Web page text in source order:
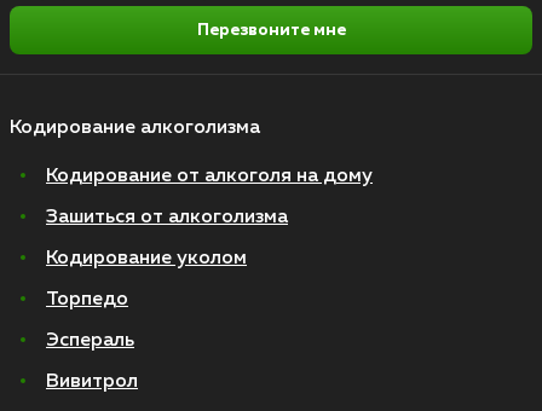
Кодирование алкоголизма
Кодирование от алкоголя на дому
Зашиться от алкоголизма
Кодирование уколом
Торпедо
Эспераль
Вивитрол
Перезвоните мне